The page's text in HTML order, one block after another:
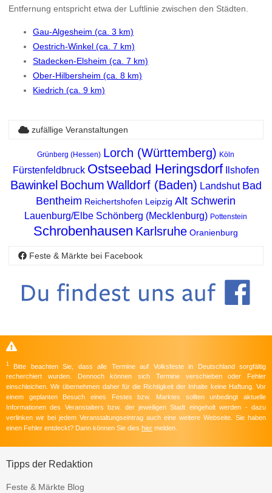
Entfernung entspricht etwa der Luftlinie zwischen den Städten.
Gau-Algesheim (ca. 3 km)
Oestrich-Winkel (ca. 7 km)
Stadecken-Elsheim (ca. 7 km)
Ober-Hilbersheim (ca. 8 km)
Kiedrich (ca. 9 km)
zufällige Veranstaltungen
Grünberg (Hessen) Lorch (Württemberg) Köln
Fürstenfeldbruck Ostseebad Heringsdorf Ilshofen
Bawinkel Bochum Walldorf (Baden) Landshut Bad
Bentheim Reichertshofen Leipzig Alt Schwerin
Lauenburg/Elbe Schönberg (Mecklenburg) Pottenstein
Schrobenhausen Karlsruhe Oranienburg
Feste & Märkte bei Facebook
1
Bitte beachten Sie, dass alle Termine auf Volksfeste in Deutschland sorgfältig
recherchiert wurden. Dennoch können sich Termine verschieben oder Fehler
einschleichen. Wir übernehmen daher für die Richtigkeit der Inhalte keine Haftung. Vor
einem geplanten Besuch eines Festes bzw. Marktes sollten unbedingt aktuelle
Informationen des Veranstalters bzw. der jeweiligen Stadt eingeholt werden - dazu
verlinken wir bei jedem Veranstaltungseintrag auch eine weitere Webseite. Sie haben
einen Fehler entdeckt? Dann können Sie dies hier melden.
Tipps der Redaktion
Feste & Märkte Blog